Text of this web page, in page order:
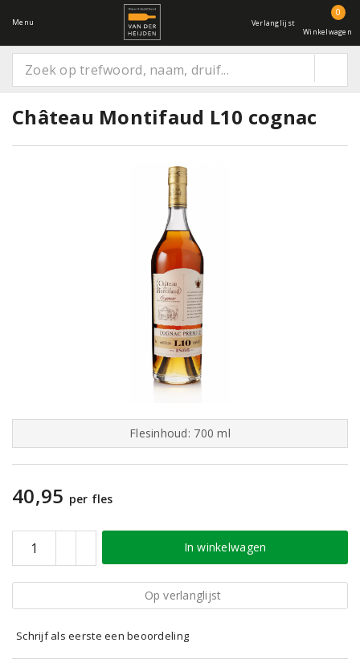
Menu Verlanglijst
0
Winkelwagen
Château Montifaud L10 cognac
Flesinhoud: 700 ml
40,95 per fles
In winkelwagen
Op verlanglijst
Schrijf als eerste een beoordeling